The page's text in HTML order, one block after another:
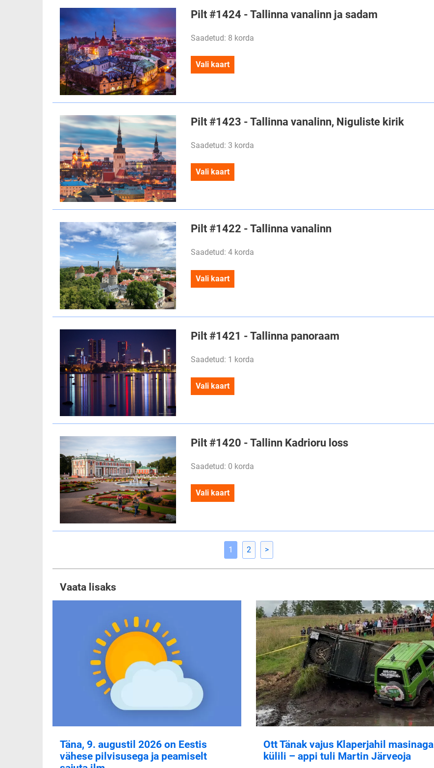
Pilt #1424 - Tallinna vanalinn ja sadam
Saadetud: 8 korda
Vali kaart
Pilt #1423 - Tallinna vanalinn, Niguliste kirik
Saadetud: 3 korda
Vali kaart
Pilt #1422 - Tallinna vanalinn
Saadetud: 4 korda
Vali kaart
Pilt #1421 - Tallinna panoraam
Saadetud: 1 korda
Vali kaart
Pilt #1420 - Tallinn Kadrioru loss
Saadetud: 0 korda
Vali kaart
1 2 >
Vaata lisaks
Täna, 9. augustil 2026 on Eestis
vähese pilvisusega ja peamiselt
Ott Tänak vajus Klaperjahil masinaga
külili – appi tuli Martin Järveoja